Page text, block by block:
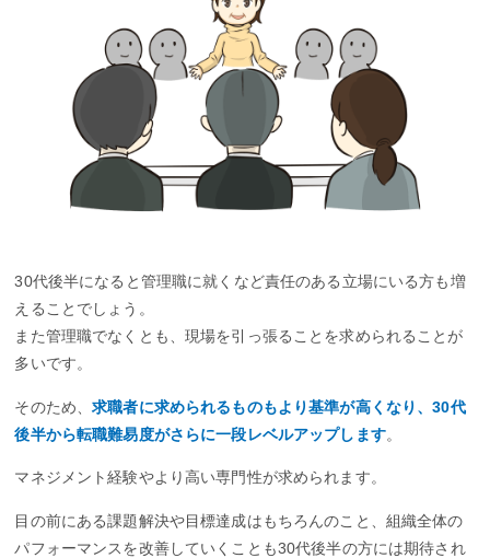
30代後半になると管理職に就くなど責任のある立場にいる方も増
えることでしょう。
また管理職でなくとも、現場を引っ張ることを求められることが
多いです。
そのため、求職者に求められるものもより基準が高くなり、30代
後半から転職難易度がさらに一段レベルアップします。
マネジメント経験やより高い専門性が求められます。
目の前にある課題解決や目標達成はもちろんのこと、組織全体の
パフォーマンスを改善していくことも30代後半の方には期待され